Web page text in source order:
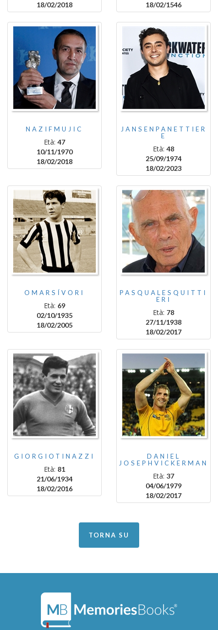
18/02/2018
18/02/1546
NAZIFMUJIC
Età: 47
10/11/1970
18/02/2018
JANSENPANETTIER
E
Età: 48
25/09/1974
18/02/2023
OMARSÍVORI
Età: 69
02/10/1935
18/02/2005
PASQUALESQUITTI
ERI
Età: 78
27/11/1938
18/02/2017
GIORGIOTINAZZI
Età: 81
21/06/1934
18/02/2016
DANIEL
JOSEPHVICKERMAN
Età: 37
04/06/1979
18/02/2017
TORNA SU